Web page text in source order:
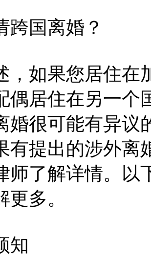
跨国离婚？
，如果您居住在
偶居住在另一个
婚很可能有异
有提出的涉外离
师了解详情。以
多。
知